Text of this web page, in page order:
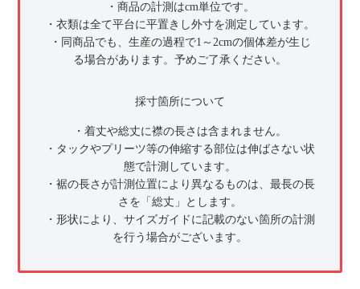
・商品の計測はcm単位です。
・衣類は全て平台に平置きし外寸を測定しています。
・同商品でも、生産の過程で1～2cmの個体差が生じ
る場合があります。予めご了承ください。
採寸箇所について
・着丈や総丈に襟の長さは含まれません。
・タックやプリーツ等の伸縮する部位は伸ばさない状
態で計測しています。
・裾の長さが計測位置により異なるものは、最長の長
さを「総丈」とします。
・形状により、サイズガイドに記載のない箇所の計測
を行う場合がございます。